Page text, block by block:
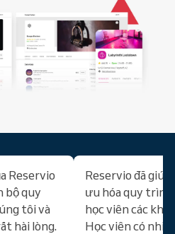
Reservio
bộ quy
tôi và
hài lòng.
Reservio đã
ưu hóa quy
học viên các
Học viên có